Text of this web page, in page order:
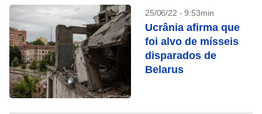
25/06/22 - 9:53min
Ucrânia afirma que
foi alvo de mísseis
disparados de
Belarus